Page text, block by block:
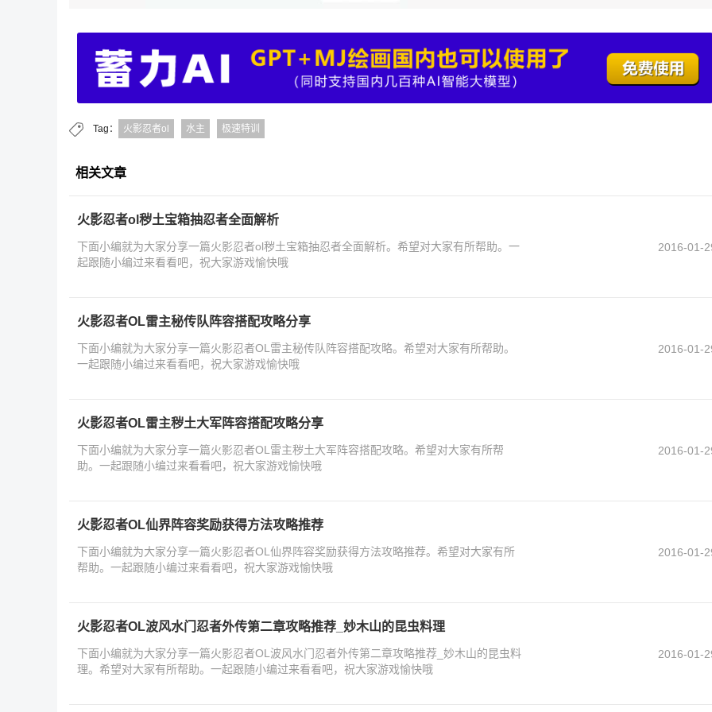
Tag： 火影忍者ol 水主 极速特训
相关文章
火影忍者ol秽土宝箱抽忍者全面解析
下面小编就为大家分享一篇火影忍者ol秽土宝箱抽忍者全面解析。希望对大家有所帮助。一
起跟随小编过来看看吧，祝大家游戏愉快哦
2016-01-
火影忍者OL雷主秘传队阵容搭配攻略分享
下面小编就为大家分享一篇火影忍者OL雷主秘传队阵容搭配攻略。希望对大家有所帮助。
一起跟随小编过来看看吧，祝大家游戏愉快哦
2016-01-
火影忍者OL雷主秽土大军阵容搭配攻略分享
下面小编就为大家分享一篇火影忍者OL雷主秽土大军阵容搭配攻略。希望对大家有所帮
助。一起跟随小编过来看看吧，祝大家游戏愉快哦
2016-01-
火影忍者OL仙界阵容奖励获得方法攻略推荐
下面小编就为大家分享一篇火影忍者OL仙界阵容奖励获得方法攻略推荐。希望对大家有所
帮助。一起跟随小编过来看看吧，祝大家游戏愉快哦
2016-01-
火影忍者OL波风水门忍者外传第二章攻略推荐_妙木山的昆虫料理
下面小编就为大家分享一篇火影忍者OL波风水门忍者外传第二章攻略推荐_妙木山的昆虫料
理。希望对大家有所帮助。一起跟随小编过来看看吧，祝大家游戏愉快哦
2016-01-